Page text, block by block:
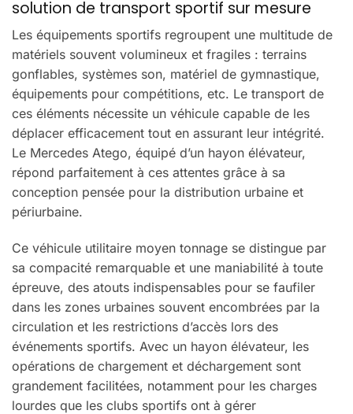
solution de transport sportif sur mesure
Les équipements sportifs regroupent une multitude de
matériels souvent volumineux et fragiles : terrains
gonflables, systèmes son, matériel de gymnastique,
équipements pour compétitions, etc. Le transport de
ces éléments nécessite un véhicule capable de les
déplacer efficacement tout en assurant leur intégrité.
Le Mercedes Atego, équipé d’un hayon élévateur,
répond parfaitement à ces attentes grâce à sa
conception pensée pour la distribution urbaine et
périurbaine.
Ce véhicule utilitaire moyen tonnage se distingue par
sa compacité remarquable et une maniabilité à toute
épreuve, des atouts indispensables pour se faufiler
dans les zones urbaines souvent encombrées par la
circulation et les restrictions d’accès lors des
événements sportifs. Avec un hayon élévateur, les
opérations de chargement et déchargement sont
grandement facilitées, notamment pour les charges
lourdes que les clubs sportifs ont à gérer